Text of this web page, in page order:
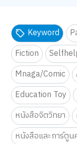
Keyword
Fiction
Mnaga/Comic
Education Toy
หนังสือจิตวิทยา
หนังสือและการ์ตูน